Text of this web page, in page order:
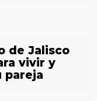
de Jalisco
vivir y
pareja